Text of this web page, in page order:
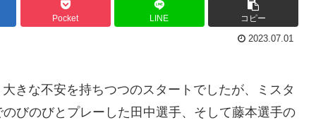
Pocket LINE コピー
2023.07.01
きな不安を持ちつつのスタートでしたが、ミスタ
びのびとプレーした田中選手、そして藤本選手の